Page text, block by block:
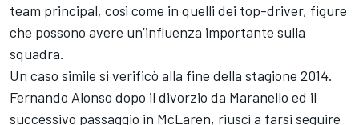
team principal, così come in quelli dei top-driver, figure
che possono avere un’influenza importante sulla
squadra.
Un caso simile si verificò alla fine della stagione 2014.
Fernando Alonso dopo il divorzio da Maranello ed il
successivo passaggio in McLaren, riuscì a farsi seguire